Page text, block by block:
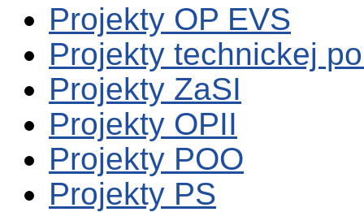
Projekty OP EVS
Projekty technickej
Projekty ZaSI
Projekty OPII
Projekty POO
Projekty PS